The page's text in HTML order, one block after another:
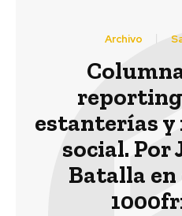
Archivo
estanterías y
social. Por
Batalla en